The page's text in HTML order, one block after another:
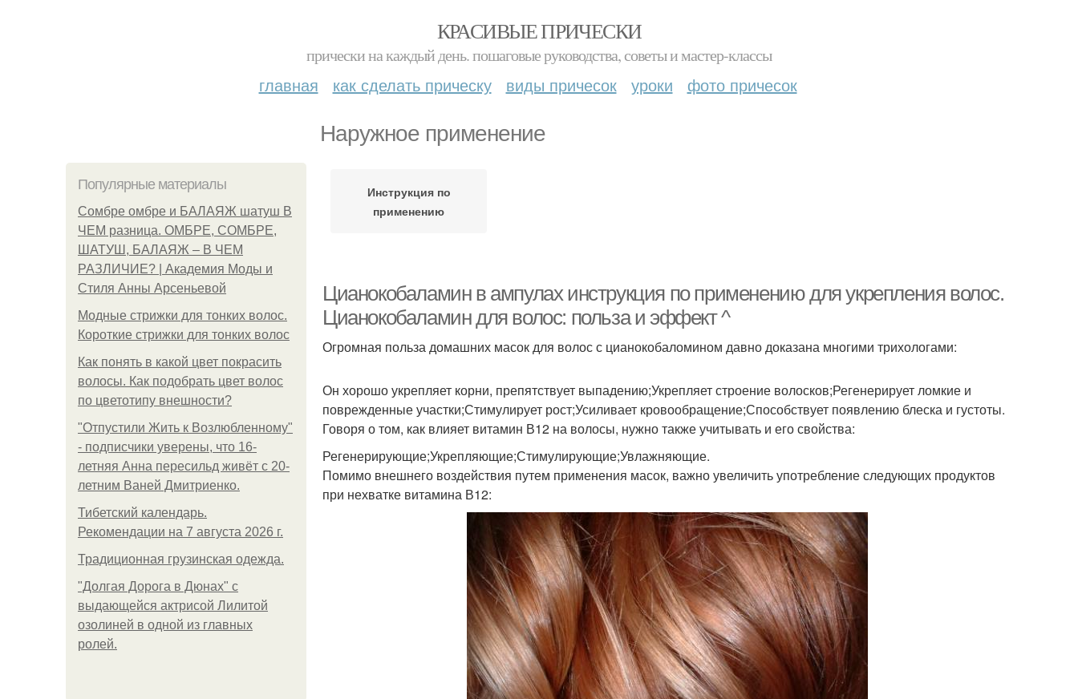
КРАСИВЫЕ ПРИЧЕСКИ
прически на каждый день. пошаговые руководства, советы и мастер-классы
главная как сделать прическу виды причесок уроки фото причесок
Наружное применение
Популярные материалы
Сомбре омбре и БАЛАЯЖ шатуш В
ЧЕМ разница. ОМБРЕ, СОМБРЕ,
ШАТУШ, БАЛАЯЖ – В ЧЕМ
РАЗЛИЧИЕ? | Академия Моды и
Стиля Анны Арсеньевой
Модные стрижки для тонких волос.
Короткие стрижки для тонких волос
Как понять в какой цвет покрасить
волосы. Как подобрать цвет волос
по цветотипу внешности?
"Отпустили Жить к Возлюбленному"
- подписчики уверены, что 16-
летняя Анна пересильд живёт с 20-
летним Ваней Дмитриенко.
Тибетский календарь.
Рекомендации на 7 августа 2026 г.
Традиционная грузинская одежда.
"Долгая Дорога в Дюнах" с
выдающейся актрисой Лилитой
озолиней в одной из главных
ролей.
Инструкция по
применению
Цианокобаламин в ампулах инструкция по применению для укрепления волос.
Цианокобаламин для волос: польза и эффект ^
Огромная польза домашних масок для волос с цианокобаломином давно доказана многими трихологами:
Он хорошо укрепляет корни, препятствует выпадению;Укрепляет строение волосков;Регенерирует ломкие и
поврежденные участки;Стимулирует рост;Усиливает кровообращение;Способствует появлению блеска и густоты.
Говоря о том, как влияет витамин В12 на волосы, нужно также учитывать и его свойства:
Регенерирующие;Укрепляющие;Стимулирующие;Увлажняющие.
Помимо внешнего воздействия путем применения масок, важно увеличить употребление следующих продуктов
при нехватке витамина В12: